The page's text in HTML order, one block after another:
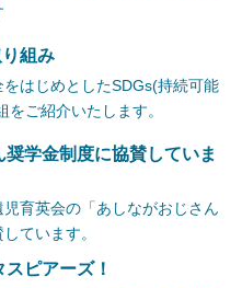
り組み
はじめとしたSDGs(持続可能
をご紹介いたします。
学金制度に協賛していま
育英会の「あしながおじさん
ています。
ピアーズ！